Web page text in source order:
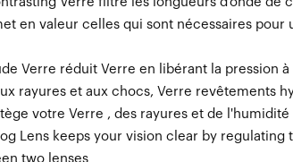
en valeur celles qui sont nécessaires pour
Verre réduit Verre en libérant la pression
rayures et aux chocs, Verre revêtements
votre Verre , des rayures et de l'humidité
Lens keeps your vision clear by
two lenses